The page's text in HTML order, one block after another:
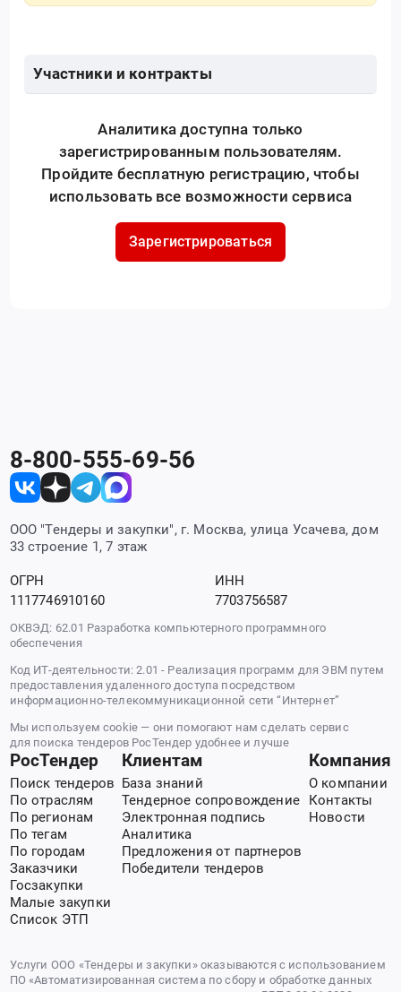
Участники и контракты
Аналитика доступна только
зарегистрированным пользователям.
Пройдите бесплатную регистрацию, чтобы
использовать все возможности сервиса
Зарегистрироваться
8-800-555-69-56
ООО "Тендеры и закупки", г. Москва, улица Усачева, дом
33 строение 1, 7 этаж
ОГРН
1117746910160
ИНН
7703756587
ОКВЭД: 62.01 Разработка компьютерного программного
обеспечения
Код ИТ-деятельности: 2.01 - Реализация программ для ЭВМ путем
предоставления удаленного доступа посредством
информационно-телекоммуникационной сети “Интернет”
Мы используем cookie — они помогают нам сделать сервис
для поиска тендеров РосТендер удобнее и лучше
РосТендер
Поиск тендеров
По отраслям
По регионам
По тегам
По городам
Заказчики
Госзакупки
Малые закупки
Список ЭТП
Клиентам
База знаний
Тендерное сопровождение
Электронная подпись
Аналитика
Предложения от партнеров
Победители тендеров
Компания
О компании
Контакты
Новости
Услуги ООО «Тендеры и закупки» оказываются с использованием
ПО «Автоматизированная система по сбору и обработке данных